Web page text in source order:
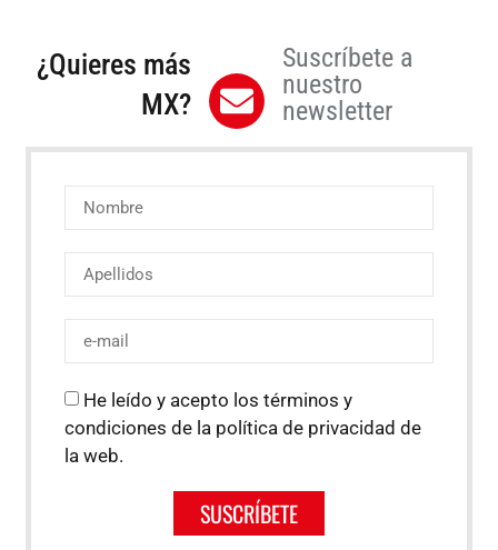
¿Quieres más
MX?
Suscríbete a
nuestro
newsletter
He leído y acepto los términos y
condiciones de la política de privacidad de
la web.
SUSCRÍBETE